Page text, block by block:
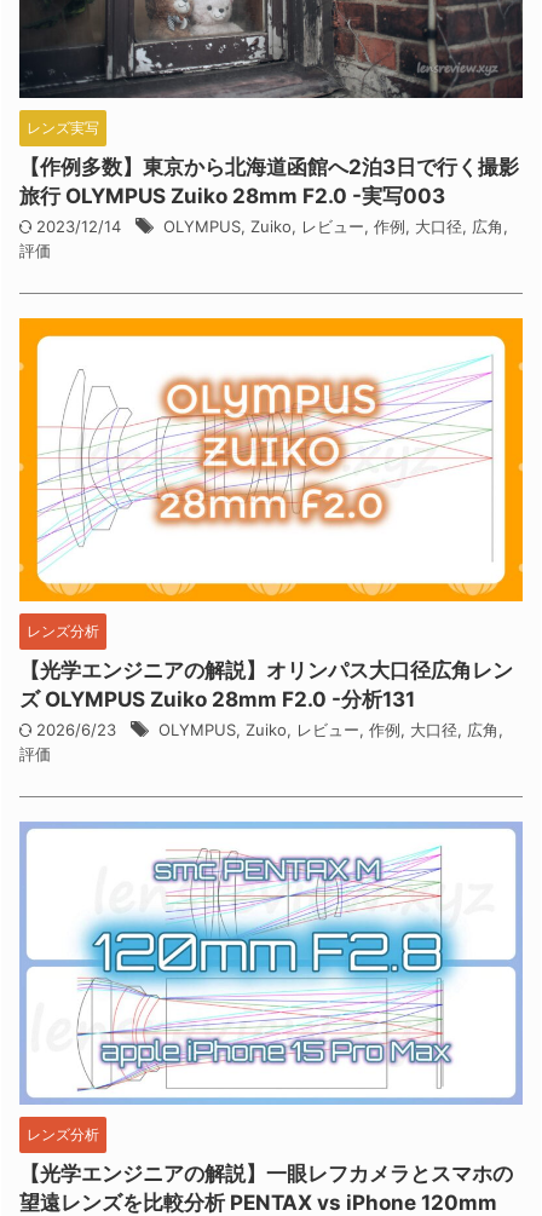
レンズ実写
【作例多数】東京から北海道函館へ2泊3日で行く撮影
旅行 OLYMPUS Zuiko 28mm F2.0 -実写003
2023/12/14 OLYMPUS, Zuiko, レビュー, 作例, 大口径, 広角,
評価
レンズ分析
【光学エンジニアの解説】オリンパス大口径広角レン
ズ OLYMPUS Zuiko 28mm F2.0 -分析131
2026/6/23 OLYMPUS, Zuiko, レビュー, 作例, 大口径, 広角,
評価
レンズ分析
【光学エンジニアの解説】一眼レフカメラとスマホの
望遠レンズを比較分析 PENTAX vs iPhone 120mm